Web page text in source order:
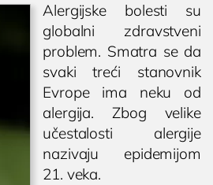
Alergijske bolesti su
globalni zdravstveni
problem. Smatra se da
svaki treći stanovnik
Evrope ima neku od
alergija. Zbog velike
učestalosti alergije
nazivaju epidemijom
21. veka.